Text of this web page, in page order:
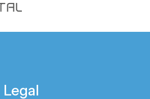
Legal